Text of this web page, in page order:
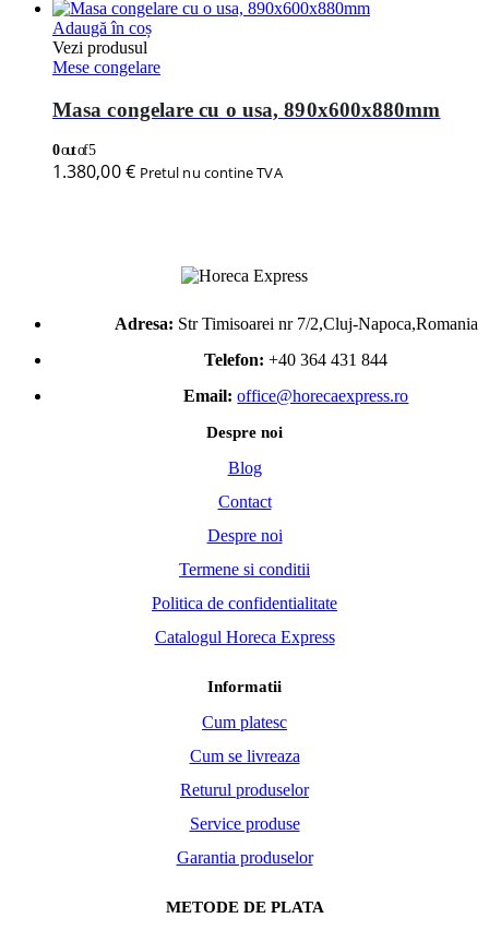
Adaugă în coș
Vezi produsul
Mese congelare
Masa congelare cu o usa, 890x600x880mm
0out of 5
1.380,00€ Pretul nu contine TVA
Adresa: Str Timisoarei nr 7/2,Cluj-Napoca,Romania
Telefon: +40 364 431 844
Email: office@horecaexpress.ro
Despre noi
Blog
Contact
Despre noi
Termene si conditii
Politica de confidentialitate
Catalogul Horeca Express
Informatii
Cum platesc
Cum se livreaza
Returul produselor
Service produse
Garantia produselor
METODE DE PLATA